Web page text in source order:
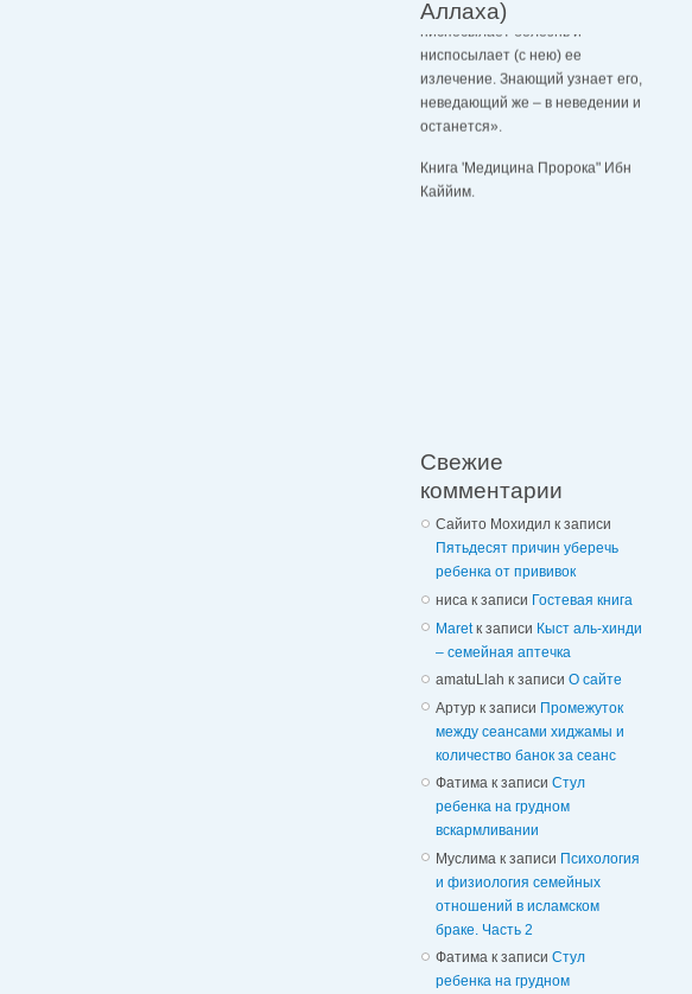
Аллаха)
ниспосылает болезнь и
ниспосылает (с нею) ее
излечение. Знающий узнает его,
неведающий же – в неведении и
останется».
Каййим.
Свежие
комментарии
Сайито Мохидил к записи
Пятьдесят причин уберечь
ребенка от прививок
ниса к записи Гостевая книга
Maretк записи Кыст аль-хинди
– семейная аптечка
amatuLlah к записи О сайте
Артур к записи Промежуток
между сеансами хиджамы и
количество банок за сеанс
Фатима к записи Стул
ребенка на грудном
вскармливании
Муслима к записи Психология
и физиология семейных
отношений в исламском
браке. Часть 2
Фатима к записи Стул
ребенка на грудном